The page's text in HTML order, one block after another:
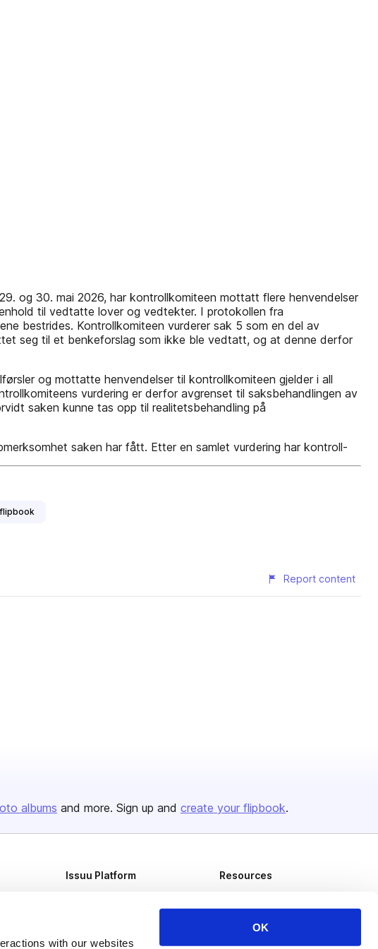
with our websites
OK
og 30. mai 2026, har kontrollkomiteen mottatt flere henvendelser
til vedtatte lover og vedtekter. I protokollen fra
bestrides. Kontrollkomiteen vurderer sak 5 som en del av
seg til et benkeforslag som ikke ble vedtatt, og at denne derfor
og mottatte henvendelser til kontrollkomiteen gjelder i all
vurdering er derfor avgrenset til saksbehandlingen av
saken kunne tas opp til realitetsbehandling på
saken har fått. Etter en samlet vurdering har kontroll-
Report content
albums and more. Sign up and create your flipbook.
Issuu Platform
Flipbook
Resources
Publisher Directory
Redeem Code